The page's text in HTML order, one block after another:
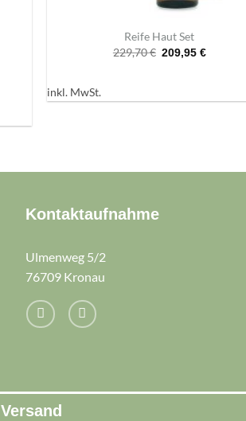
Reife Haut Set
229,70€ Ursprünglicher
Preis
209,95€Aktueller
inkl. MwSt.
Kontaktaufnahme
Ulmenweg 5/2
76709 Kronau
Versand